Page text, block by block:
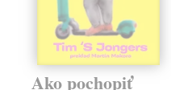
Ako pochopiť